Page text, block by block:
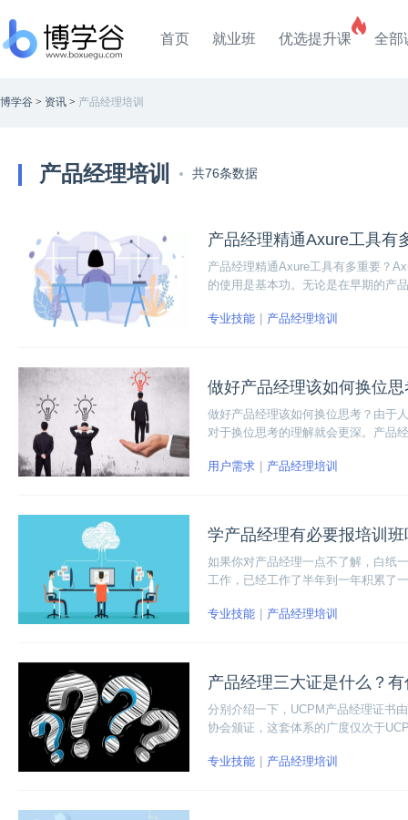
首页 就业班 优选提升课 全部
博学谷 > 资讯 > 产品经理培训
产品经理培训 共76条数据
产品经理精通Axure工具有
产品经理精通Axure工具有多重要？
的使用是基本功。无论是在早期的产
专业技能
产品经理培训
做好产品经理该如何换位思
做好产品经理该如何换位思考？由于
对于换位思考的理解就会更深。产品
用户需求
产品经理培训
学产品经理有必要报培训班
如果你对产品经理一点不了解，白纸
工作，已经工作了半年到一年积累了
专业技能
产品经理培训
产品经理三大证是什么？
分别介绍一下，UCPM产品经理证书
协会颁证，这套体系的广度仅次于
专业技能
产品经理培训